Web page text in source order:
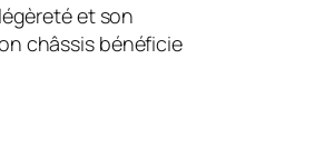
et son
châssis bénéficie